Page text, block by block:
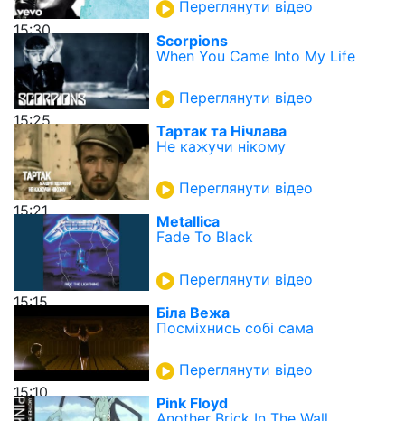
15:30
Переглянути відео
15:25
Scorpions
When You Came Into My Life
Переглянути відео
15:21
Тартак та Нічлава
Не кажучи нікому
Переглянути відео
15:15
Metallica
Fade To Black
Переглянути відео
15:10
Біла Вежа
Посміхнись собі сама
Переглянути відео
Pink Floyd